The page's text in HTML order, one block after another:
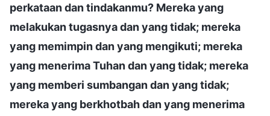
perkataan dan tindakanmu? Mereka yang
melakukan tugasnya dan yang tidak; mereka
yang memimpin dan yang mengikuti; mereka
yang menerima Tuhan dan yang tidak; mereka
yang memberi sumbangan dan yang tidak;
mereka yang berkhotbah dan yang menerima